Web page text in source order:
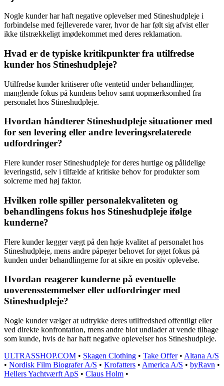
Nogle kunder har haft negative oplevelser med Stineshudpleje i
forbindelse med fejlleverede varer, hvor de har følt sig afvist eller
ikke tilstrækkeligt imødekommet med deres reklamation.
Hvad er de typiske kritikpunkter fra utilfredse
kunder hos Stineshudpleje?
Utilfredse kunder kritiserer ofte ventetid under behandlinger,
manglende fokus på kundens behov samt uopmærksomhed fra
personalet hos Stineshudpleje.
Hvordan håndterer Stineshudpleje situationer med
for sen levering eller andre leveringsrelaterede
udfordringer?
Flere kunder roser Stineshudpleje for deres hurtige og pålidelige
leveringstid, selv i tilfælde af kritiske behov for produkter som
solcreme med høj faktor.
Hvilken rolle spiller personalekvaliteten og
behandlingens fokus hos Stineshudpleje ifølge
kunderne?
Flere kunder lægger vægt på den høje kvalitet af personalet hos
Stineshudpleje, mens andre påpeger behovet for øget fokus på
kunden under behandlingerne for at sikre en positiv oplevelse.
Hvordan reagerer kunderne på eventuelle
uoverensstemmelser eller udfordringer med
Stineshudpleje?
Nogle kunder vælger at udtrykke deres utilfredshed offentligt eller
ved direkte konfrontation, mens andre blot undlader at vende tilbage
som kunde, hvis de har haft negative oplevelser hos Stineshudpleje.
ULTRASSHOP.COM • Skagen Clothing • Take Offer• Altana A/S
• Nordisk Film Biografer A/S • Krofatters • America A/S • byRavn •
Hellers Yachtværft ApS • Claus Holm •